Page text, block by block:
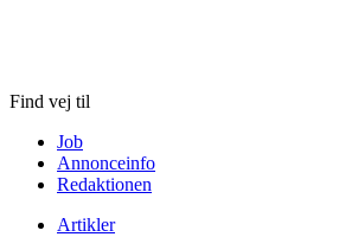
Find vej til
Job
Annonceinfo
Redaktionen
Artikler